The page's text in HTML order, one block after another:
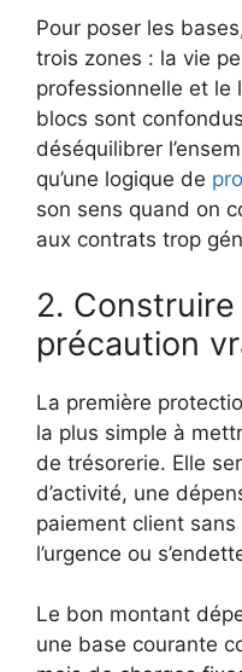
Pour poser les
trois zones : la vie
professionnelle et le
blocs sont
déséquilibrer
qu’une logique de
son sens quand on
aux contrats trop
2.
précaution
La première
la plus simple à
de trésorerie. Elle
d’activité, une
paiement client
l’urgence ou
Le bon montant
une base courante